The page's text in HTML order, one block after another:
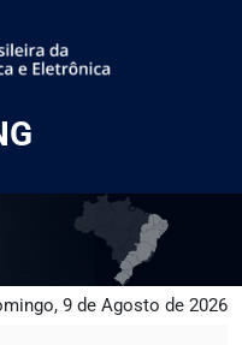
9 de Agosto de 2026